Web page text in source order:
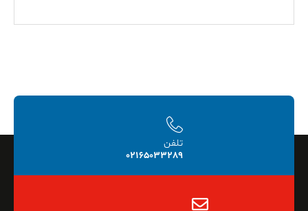
تلفن
02165033289